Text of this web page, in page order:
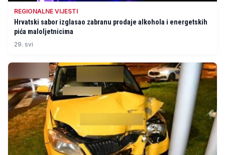
REGIONALNE VIJESTI
Hrvatski sabor izglasao zabranu prodaje alkohola i energetskih
pića maloljetnicima
29. svi